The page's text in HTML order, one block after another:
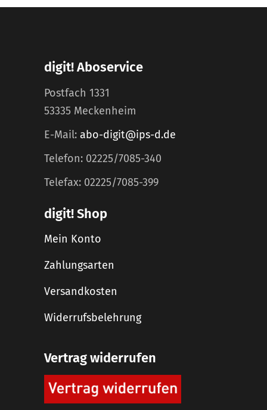
digit! Aboservice
Postfach 1331
53335 Meckenheim
E-Mail: abo-digit@ips-d.de
Telefon: 02225/7085-340
Telefax: 02225/7085-399
digit! Shop
Mein Konto
Zahlungsarten
Versandkosten
Widerrufsbelehrung
Vertrag widerrufen